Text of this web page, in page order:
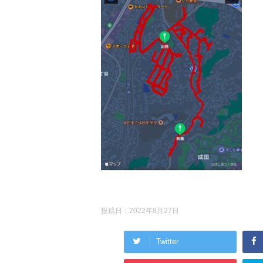
投稿日： 2022年8月27日
Twitter